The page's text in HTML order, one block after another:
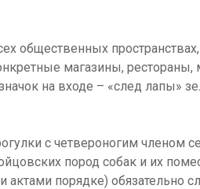
общественных пространствах,
магазины, рестораны,
на входе – «след лапы»
с четвероногим членом
пород собак и их
порядке) обязательно